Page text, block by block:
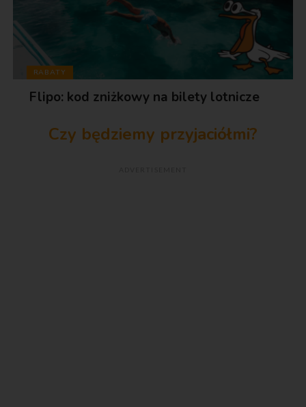
RABATY
Flipo: kod zniżkowy na bilety lotnicze
Czy będziemy przyjaciółmi?